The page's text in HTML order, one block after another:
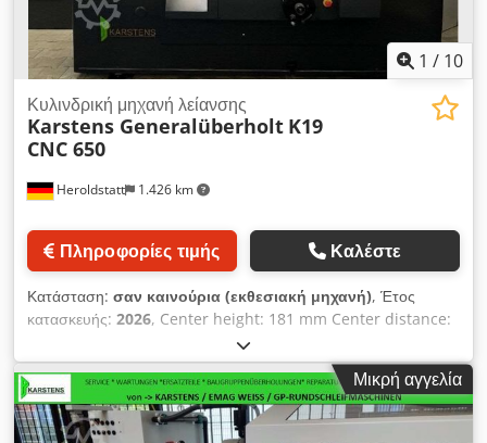
1 / 10
Heroldstatt 1.426 km
Κυλινδρική μηχανή λείανσης
Karstens Generalüberholt K19
CNC 650
Πληροφορίες τιμής Καλέστε
Κατάσταση: σαν καινούρια (εκθεσιακή μηχανή), Έτος
κατασκευής: 2026, Center height: 181 mm Center distance:
650 mm Maximum grindable workpiece diameter: 360 mm
Maximum load between centers (overhung): 1000 N (100
kg) Maximum load between centers: 3000 N (300 kg) Z-axis
Table swivel angle: 10° Table drive, hydraulic: 0–4 m/min
X-axis Cross slide stroke: 80 mm Rapid traverse (hydraulic):
Μικρή αγγελία